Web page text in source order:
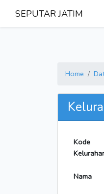
SEPUTAR JATIM
Home
Kode
Nama